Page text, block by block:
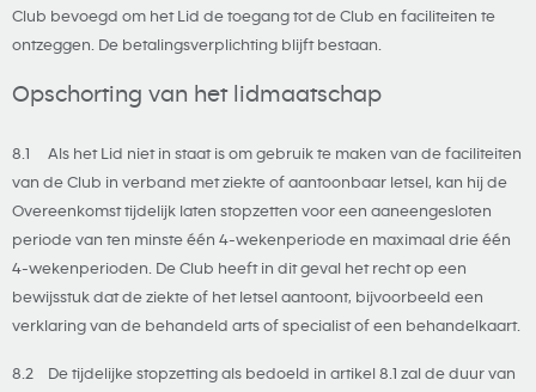
Club bevoegd om het Lid de toegang tot de Club en faciliteiten te
ontzeggen. De betalingsverplichting blijft bestaan.
Opschorting van het lidmaatschap
8.1 Als het Lid niet in staat is om gebruik te maken van de faciliteiten
van de Club in verband met ziekte of aantoonbaar letsel, kan hij de
Overeenkomst tijdelijk laten stopzetten voor een aaneengesloten
periode van ten minste één 4-wekenperiode en maximaal drie één
4-wekenperioden. De Club heeft in dit geval het recht op een
bewijsstuk dat de ziekte of het letsel aantoont, bijvoorbeeld een
verklaring van de behandeld arts of specialist of een behandelkaart.
8.2 De tijdelijke stopzetting als bedoeld in artikel 8.1 zal de duur van